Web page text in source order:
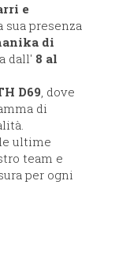
e
sua presenza
di
dall' 8 al
D69, dove
di
ultime
team e
per ogni